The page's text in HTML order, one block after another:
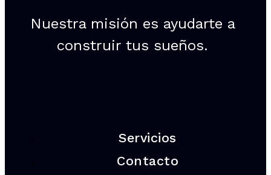
Nuestra misión es ayudarte a
construir tus sueños.
Servicios
Contacto